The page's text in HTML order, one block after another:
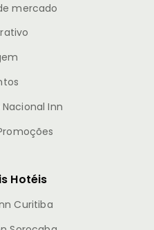
mercado
Inn
Hotéis
Curitiba